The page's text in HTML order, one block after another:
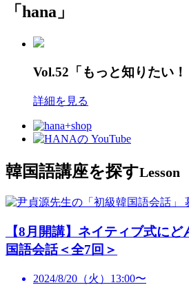
「hana」
Vol.52「もっと知りたい！
詳細を見る
韓国語講座を探すLesson
【8月開講】ネイティブ式に
国語会話＜全7回＞
2024/8/20（火）13:00〜